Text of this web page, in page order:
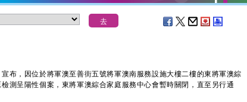
，因位於將軍澳至善街五號將軍澳南服務設施大樓二樓的東將軍澳綜
測呈陽性個案，東將軍澳綜合家庭服務中心會暫時關閉，直至另行通